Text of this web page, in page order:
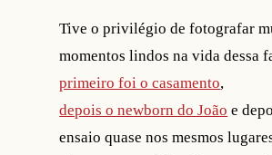
Tive o privilégio de fotografar
momentos lindos na vida dessa
primeiro foi o casamento,
depois o newborn do João e
ensaio quase nos mesmos